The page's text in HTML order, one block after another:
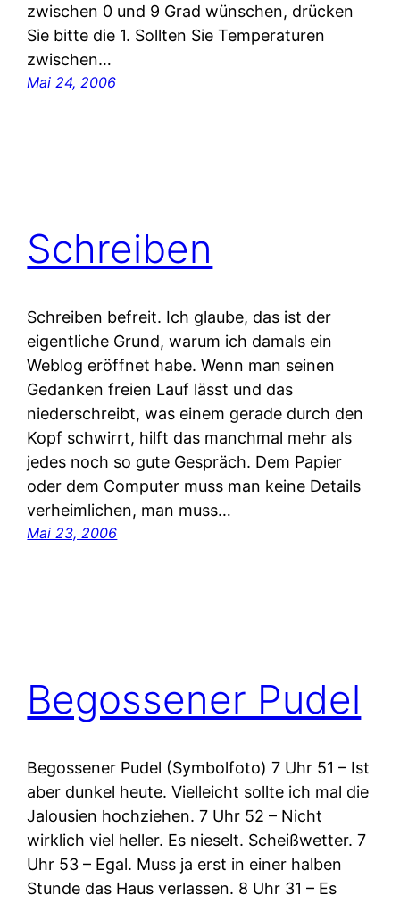
zwischen 0 und 9 Grad wünschen, drücken
Sie bitte die 1. Sollten Sie Temperaturen
zwischen…
Mai 24, 2006
Schreiben
Schreiben befreit. Ich glaube, das ist der
eigentliche Grund, warum ich damals ein
Weblog eröffnet habe. Wenn man seinen
Gedanken freien Lauf lässt und das
niederschreibt, was einem gerade durch den
Kopf schwirrt, hilft das manchmal mehr als
jedes noch so gute Gespräch. Dem Papier
oder dem Computer muss man keine Details
verheimlichen, man muss…
Mai 23, 2006
Begossener Pudel
Begossener Pudel (Symbolfoto) 7 Uhr 51 – Ist
aber dunkel heute. Vielleicht sollte ich mal die
Jalousien hochziehen. 7 Uhr 52 – Nicht
wirklich viel heller. Es nieselt. Scheißwetter. 7
Uhr 53 – Egal. Muss ja erst in einer halben
Stunde das Haus verlassen. 8 Uhr 31 – Es